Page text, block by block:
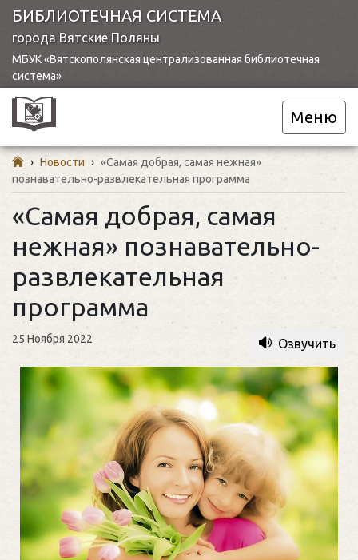
БИБЛИОТЕЧНАЯ СИСТЕМА
города Вятские Поляны
МБУК «Вятскополянская централизованная библиотечная
система»
Меню
› Новости › «Самая добрая, самая нежная»
познавательно-развлекательная программа
«Самая добрая, самая
нежная» познавательно-
развлекательная
программа
25 Ноября 2022 Озвучить